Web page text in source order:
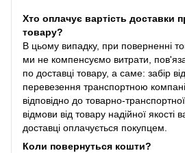
Хто оплачує вартість доставки
товару?
В цьому випадку, при поверненні
ми не компенсуємо витрати,
по доставці товару, а саме: забір
перевезення транспортною
відповідно до товарно-
відмови від товару надійної якості
доставці оплачується покупцем.
Коли повернуться кошти?